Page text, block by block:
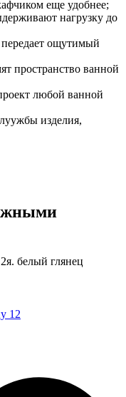
еще удобнее;
нагрузку до
ощутимый
пространство ванной
любой ванной
изделия,
белый глянец
12